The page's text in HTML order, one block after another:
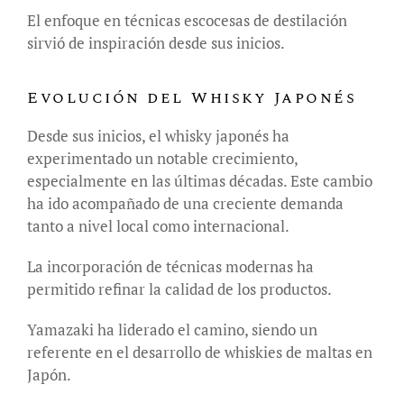
El enfoque en técnicas escocesas de destilación
sirvió de inspiración desde sus inicios.
Evolución del Whisky Japonés
Desde sus inicios, el whisky japonés ha
experimentado un notable crecimiento,
especialmente en las últimas décadas. Este cambio
ha ido acompañado de una creciente demanda
tanto a nivel local como internacional.
La incorporación de técnicas modernas ha
permitido refinar la calidad de los productos.
Yamazaki ha liderado el camino, siendo un
referente en el desarrollo de whiskies de maltas en
Japón.